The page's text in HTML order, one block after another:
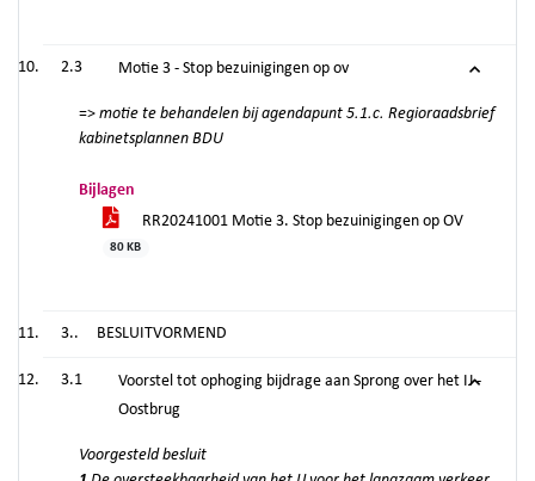
2.3 Motie 3 - Stop bezuinigingen op ov
=> motie te behandelen bij agendapunt 5.1.c. Regioraadsbrief
kabinetsplannen BDU
Bijlagen
RR20241001 Motie 3. Stop bezuinigingen op OV
80 KB
3.. BESLUITVORMEND
3.1
Voorstel tot ophoging bijdrage aan Sprong over het IJ -
Oostbrug
Voorgesteld besluit